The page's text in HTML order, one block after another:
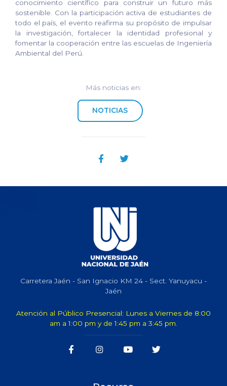
conocimiento científico para construir un futuro más
sostenible. Con la participación activa de estudiantes de
todo el país, el evento reafirma su propósito de impulsar
la investigación, fortalecer la identidad profesional y
fomentar la cooperación entre las escuelas de Ingeniería
Ambiental del Perú.
Más noticias en:
NOTICIAS
Carretera Jaén - San Ignacio KM 24 - Sect. Yanuyacu -
Jaén
Atención al Público Presencial: Lunes a Viernes de 8:00
am a 1:00 pm y de 1:45 pm a 3:45 pm.